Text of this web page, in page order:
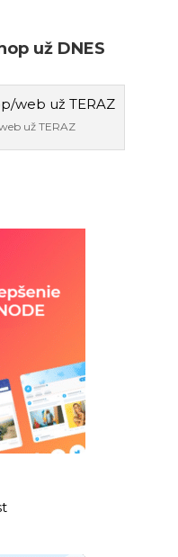
už DNES
už TERAZ